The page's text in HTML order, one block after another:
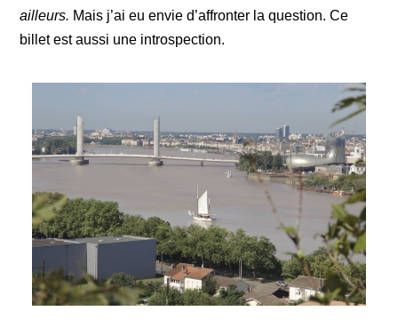
ailleurs. Mais j’ai eu envie d’affronter la question. Ce
billet est aussi une introspection.